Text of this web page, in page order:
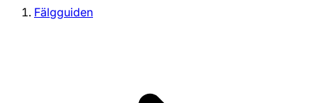
Fälgguiden